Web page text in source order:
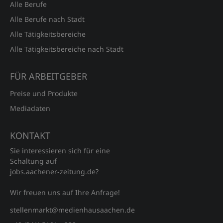
Alle Berufe
Alle Berufe nach Stadt
Alle Tätigkeitsbereiche
Alle Tätigkeitsbereiche nach Stadt
FÜR ARBEITGEBER
Preise und Produkte
Mediadaten
KONTAKT
Sie interessieren sich für eine
Schaltung auf
jobs.aachener‑zeitung.de?
Wir freuen uns auf Ihre Anfrage!
stellenmarkt@medienhausaachen.de